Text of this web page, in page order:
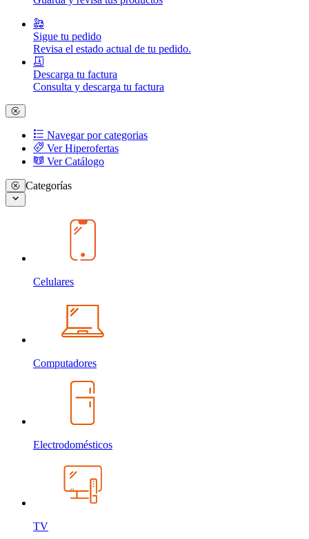
Sigue tu pedido
Revisa el estado actual de tu pedido.
Descarga tu factura
Consulta y descarga tu factura
Navegar por categorias
Ver Hiperofertas
Ver Catálogo
Categorías
Celulares
Computadores
Electrodomésticos
TV